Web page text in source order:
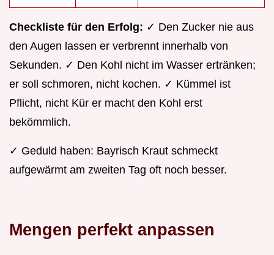
Checkliste für den Erfolg: ✓ Den Zucker nie aus
den Augen lassen er verbrennt innerhalb von
Sekunden. ✓ Den Kohl nicht im Wasser ertränken;
er soll schmoren, nicht kochen. ✓ Kümmel ist
Pflicht, nicht Kür er macht den Kohl erst
bekömmlich.
✓ Geduld haben: Bayrisch Kraut schmeckt
aufgewärmt am zweiten Tag oft noch besser.
Mengen perfekt anpassen